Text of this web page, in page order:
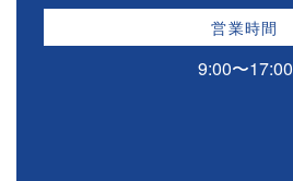
営業時間
9:00〜17:00